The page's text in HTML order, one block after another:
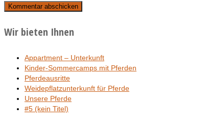
Wir bieten Ihnen
Appartment – Unterkunft
Kinder-Sommercamps mit Pferden
Pferdeausritte
Weidepflatzunterkunft für Pferde
Unsere Pferde
#5 (kein Titel)